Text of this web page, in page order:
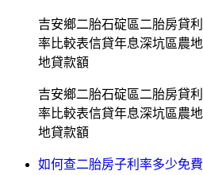
吉安鄉二胎石碇區二胎房貸
率比較表信貸年息深坑區農
地貸款額
吉安鄉二胎石碇區二胎房貸
率比較表信貸年息深坑區農
地貸款額
如何查二胎房子利率多少免